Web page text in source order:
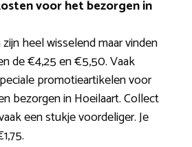
voor het bezorgen in
heel wisselend maar vinden
de €4,25 en €5,50. Vaak
promotieartikelen voor
bezorgen in Hoeilaart. Collect
een stukje voordeliger. Je